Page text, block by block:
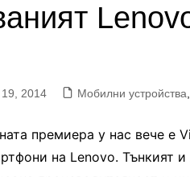
Бизнес
2014 Мобилни устройства
премиера у нас вече е
на Lenovo. Тънкият и